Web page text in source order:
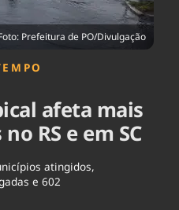
Prefeitura de PO/Divulgação
afeta mais
RS e em SC
atingidos,
e 602